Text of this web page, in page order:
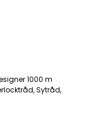
1000 m
,Sytråd,